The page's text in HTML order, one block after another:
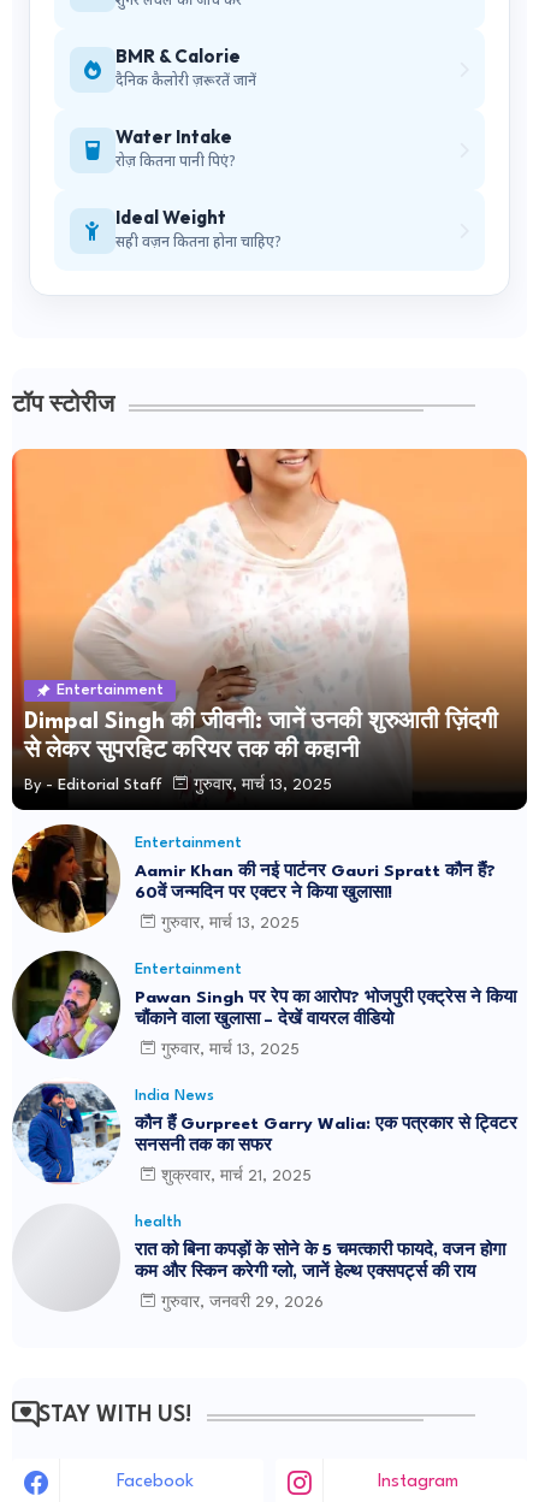
BMR & Calorie
दैनिक कैलोरी ज़रूरतें जानें
Water Intake
रोज़ कितना पानी पिएं?
Ideal Weight
सही वज़न कितना होना चाहिए?
टॉप स्टोरीज
Entertainment
Dimpal Singh की जीवनी: जानें उनकी शुरुआती ज़िंदगी
से लेकर सुपरहिट करियर तक की कहानी
By - Editorial Staff गुरुवार, मार्च 13, 2025
Entertainment
Aamir Khan की नई पार्टनर Gauri Spratt कौन हैं?
60वें जन्मदिन पर एक्टर ने किया खुलासा!
गुरुवार, मार्च 13, 2025
Entertainment
Pawan Singh पर रेप का आरोप? भोजपुरी एक्ट्रेस ने किया
चौंकाने वाला खुलासा – देखें वायरल वीडियो
गुरुवार, मार्च 13, 2025
India News
कौन हैं Gurpreet Garry Walia: एक पत्रकार से ट्विटर
सनसनी तक का सफर
शुक्रवार, मार्च 21, 2025
health
रात को बिना कपड़ों के सोने के 5 चमत्कारी फायदे, वजन होगा
कम और स्किन करेगी ग्लो, जानें हेल्थ एक्सपर्ट्स की राय
गुरुवार, जनवरी 29, 2026
STAY WITH US!
Facebook Instagram